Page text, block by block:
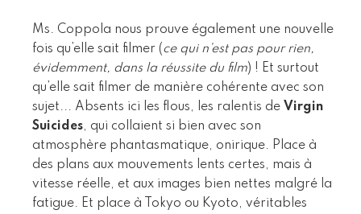
Ms. Coppola nous prouve également une nouvelle
fois qu’elle sait filmer (ce qui n’est pas pour rien,
évidemment, dans la réussite du film) ! Et surtout
qu’elle sait filmer de manière cohérente avec son
sujet... Absents ici les flous, les ralentis de Virgin
Suicides, qui collaient si bien avec son
atmosphère phantasmatique, onirique. Place à
des plans aux mouvements lents certes, mais à
vitesse réelle, et aux images bien nettes malgré la
fatigue. Et place à Tokyo ou Kyoto, véritables